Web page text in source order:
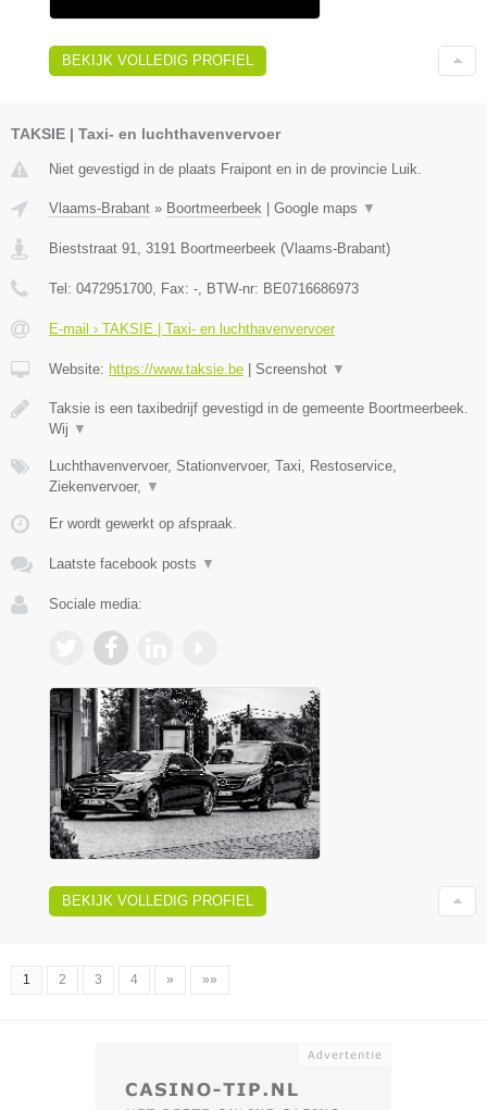
BEKIJK VOLLEDIG PROFIEL
TAKSIE | Taxi- en luchthavenvervoer
Niet gevestigd in de plaats Fraipont en in de provincie Luik.
Vlaams-Brabant » Boortmeerbeek | Google maps ▼
Bieststraat 91 3191 Boortmeerbeek (Vlaams-Brabant)
Tel: 0472951700 , Fax: - , BTW-nr: BE0716686973
E-mail › TAKSIE | Taxi- en luchthavenvervoer
Website: https://www.taksie.be | Screenshot ▼
Taksie is een taxibedrijf gevestigd in de gemeente Boortmeerbeek.
Wij ▼
Luchthavenvervoer, Stationvervoer, Taxi, Restoservice,
Ziekenvervoer,
▼
Er wordt gewerkt op afspraak.
Laatste facebook posts ▼
Sociale media:
BEKIJK VOLLEDIG PROFIEL
1 2 3 4 » »»